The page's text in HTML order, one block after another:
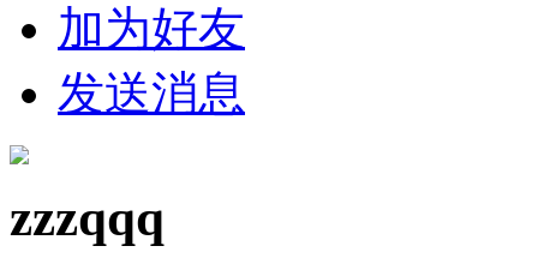
加为好友
发送消息
zzzqqq